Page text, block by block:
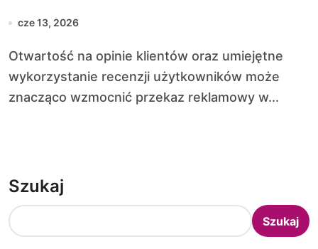
rolniczej
cze 13, 2026
Otwartość na opinie klientów oraz umiejętne
wykorzystanie recenzji użytkowników może
znacząco wzmocnić przekaz reklamowy w...
Szukaj
Szukaj